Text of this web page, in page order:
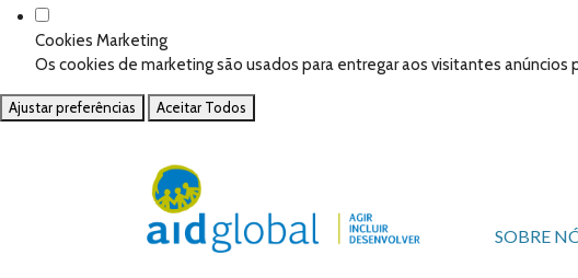
Cookies Marketing
Os cookies de marketing são usados para entregar aos visitantes
Ajustar preferências Aceitar Todos
SOBRE